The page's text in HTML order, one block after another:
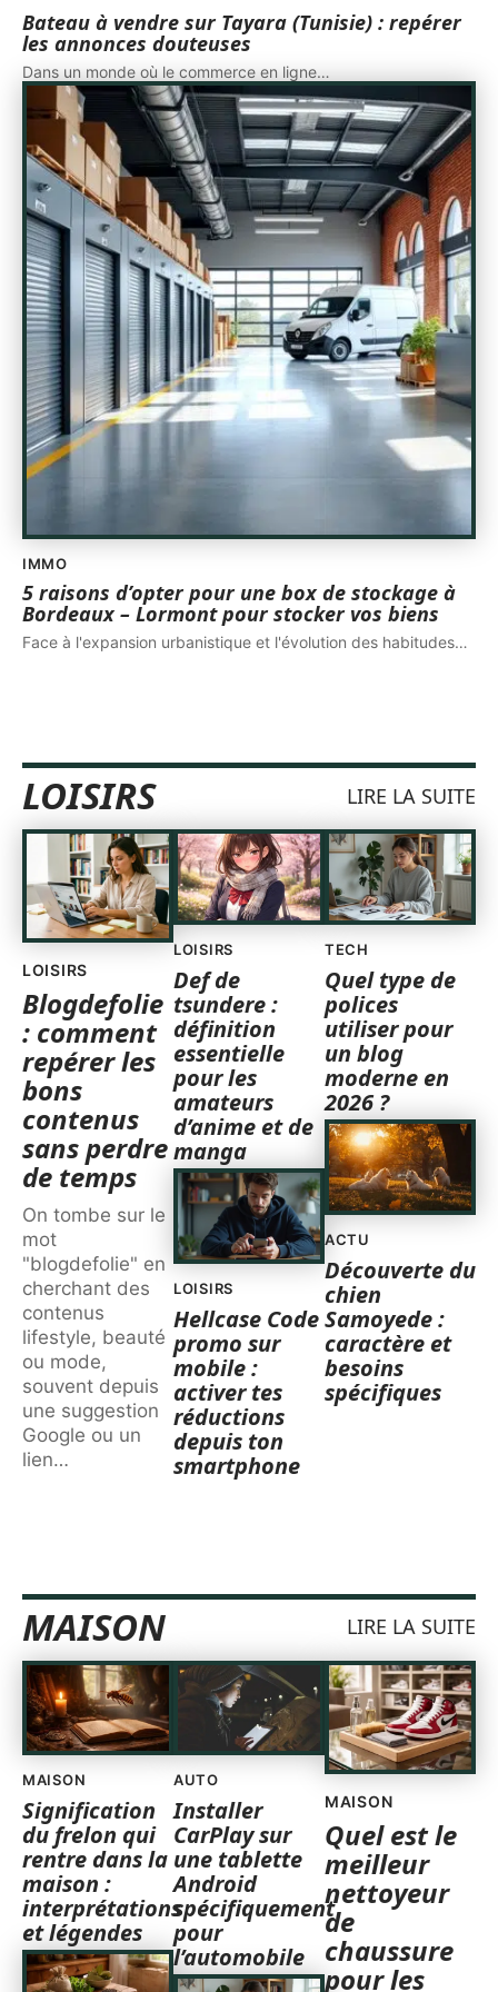
Bateau à vendre sur Tayara (Tunisie) : repérer
les annonces douteuses
Dans un monde où le commerce en ligne…
IMMO
5 raisons d’opter pour une box de stockage à
Bordeaux – Lormont pour stocker vos biens
Face à l'expansion urbanistique et l'évolution des habitudes…
LOISIRS LIRE LA SUITE
LOISIRS
Blogdefolie
: comment
repérer les
bons
contenus
sans perdre
de temps
On tombe sur le
mot
"blogdefolie" en
cherchant des
contenus
lifestyle, beauté
ou mode,
souvent depuis
une suggestion
Google ou un
lien…
LOISIRS
Def de
tsundere :
définition
essentielle
pour les
amateurs
d’anime et de
manga
LOISIRS
Hellcase Code
promo sur
mobile :
activer tes
réductions
depuis ton
smartphone
TECH
Quel type de
polices
utiliser pour
un blog
moderne en
2026 ?
ACTU
Découverte du
chien
Samoyede :
caractère et
besoins
spécifiques
MAISON LIRE LA SUITE
MAISON
Signification
du frelon qui
rentre dans la
maison :
interprétations
et légendes
AUTO
Installer
CarPlay sur
une tablette
Android
spécifiquement
pour
l’automobile
MAISON
Quel est le
meilleur
nettoyeur
de
chaussure
pour les